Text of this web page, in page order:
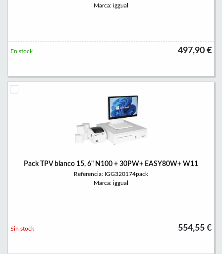
Marca: iggual
497,90 €
En stock
Pack TPV blanco 15, 6" N100 + 30PW+ EASY80W+ W11
Referencia: IGG320174pack
Marca: iggual
554,55 €
Sin stock